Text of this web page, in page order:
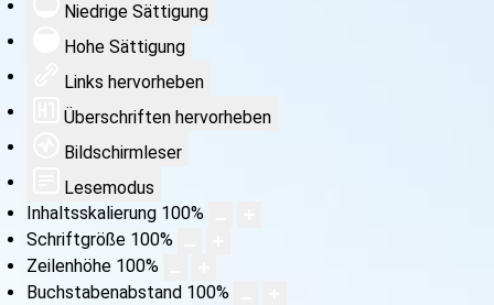
Niedrige Sättigung
Hohe Sättigung
Links hervorheben
Überschriften hervorheben
Bildschirmleser
Lesemodus
Inhaltsskalierung 100%
Schriftgröße 100%
Zeilenhöhe 100%
Buchstabenabstand 100%